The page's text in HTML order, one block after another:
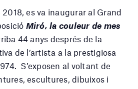
2018, es va inaugurar al Grand
Miró, la couleur de mes
44 anys després de la
de l’artista a la prestigiosa
S’exposen al voltant de
escultures, dibuixos i